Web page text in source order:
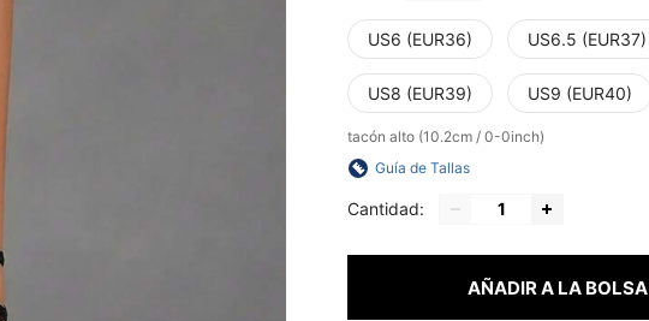
US6 (EUR36) US6.5 (EUR37)
US8 (EUR39) US9 (EUR40)
tacón alto (10.2cm / 0-0inch)
Guía de Tallas
Cantidad:
AÑADIR A LA BOLSA